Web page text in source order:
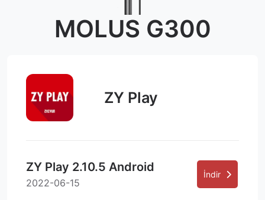
MOLUS G300
ZY Play
ZY Play 2.10.5 Android
2022-06-15
İndir